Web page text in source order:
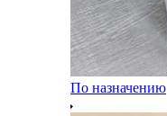
По назначению